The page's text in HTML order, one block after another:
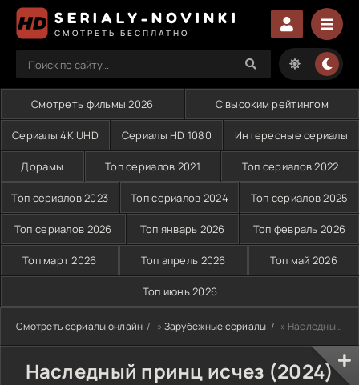
SERIALY-NOVINKI
СМОТРЕТЬ БЕСПЛАТНО
Смотреть фильмы 2026 С высоким рейтингом
Сериалы 4K UHD Сериалы HD 1080 Интересные сериалы
Дорамы Топ сериалов 2021 Топ сериалов 2022
Топ сериалов 2023 Топ сериалов 2024 Топ сериалов 2025
Топ сериалов 2026 Топ январь 2026 Топ февраль 2026
Топ март 2026 Топ апрель 2026 Топ май 2026
Топ июнь 2026
Смотреть сериалы онлайн » Зарубежные сериалы » Наследный принц исчез (2024)
Наследный принц исчез (2024)